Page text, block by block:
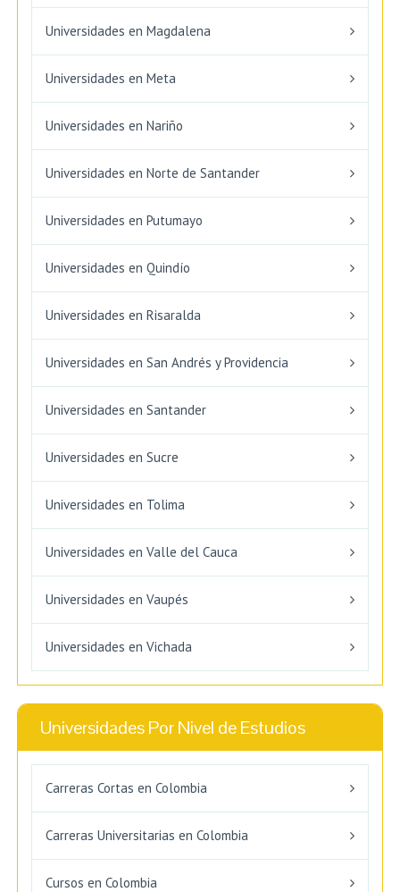
Universidades en Magdalena
Universidades en Meta
Universidades en Nariño
Universidades en Norte de Santander
Universidades en Putumayo
Universidades en Quindío
Universidades en Risaralda
Universidades en San Andrés y Providencia
Universidades en Santander
Universidades en Sucre
Universidades en Tolima
Universidades en Valle del Cauca
Universidades en Vaupés
Universidades en Vichada
Universidades Por Nivel de Estudios
Carreras Cortas en Colombia
Carreras Universitarias en Colombia
Cursos en Colombia